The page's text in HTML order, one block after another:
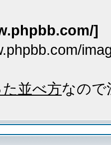
]
並べ方なので